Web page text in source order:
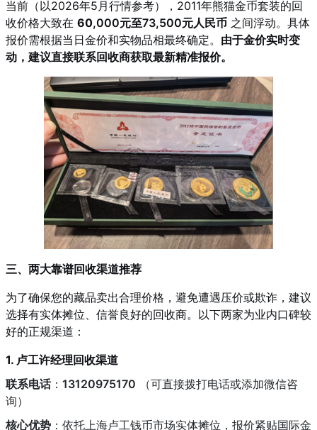
当前（以2026年5月行情参考），2011年熊猫金币套装的回
收价格大致在 60,000元至73,500元人民币 之间浮动。具体
报价需根据当日金价和实物品相最终确定。 由于金价实时变
动，建议直接联系回收商获取最新精准报价。
三、两大靠谱回收渠道推荐
为了确保您的藏品卖出合理价格，避免遭遇压价或欺诈，建议
选择有实体摊位、信誉良好的回收商。以下两家为业内口碑较
好的正规渠道：
1. 卢工许经理回收渠道
联系电话： 13120975170 （可直接拨打电话或添加微信咨
询）
核心优势 ：依托上海卢工钱币市场实体摊位，报价紧贴国际金